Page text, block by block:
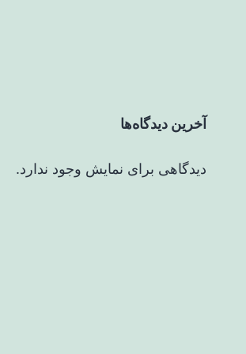
آخرین دیدگاه‌ها
دیدگاهی برای نمایش وجود ندارد.